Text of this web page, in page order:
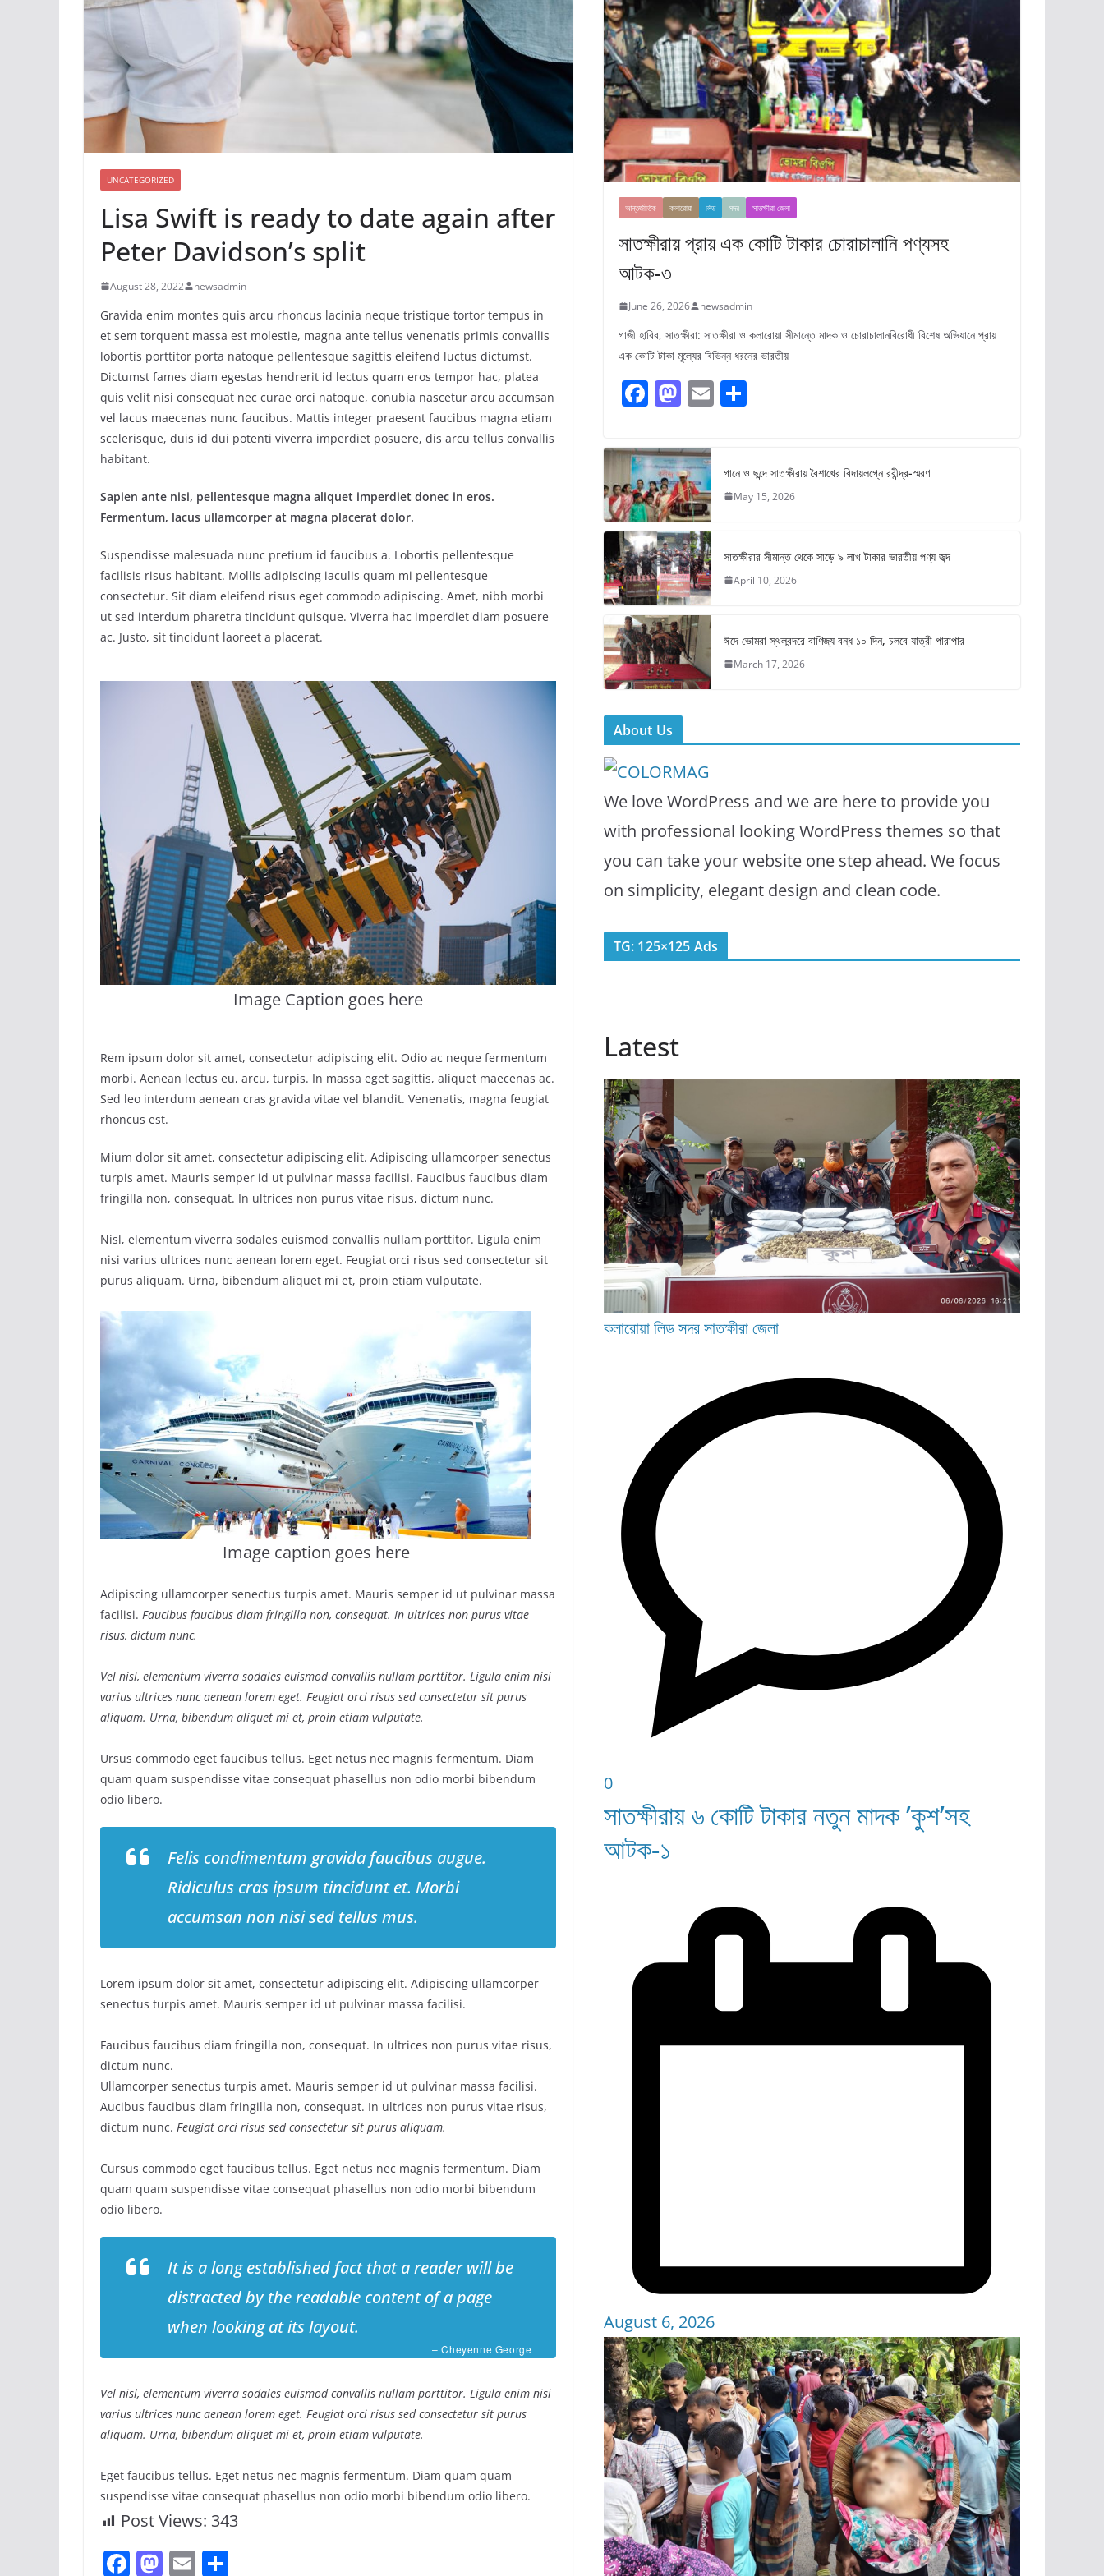
UNCATEGORIZED
Lisa Swift is ready to date again after
Peter Davidson’s split
August 28, 2022 newsadmin
Gravida enim montes quis arcu rhoncus lacinia neque tristique tortor tempus in
et sem torquent massa est molestie, magna ante tellus venenatis primis convallis
lobortis porttitor porta natoque pellentesque sagittis eleifend luctus dictumst.
Dictumst fames diam egestas hendrerit id lectus quam eros tempor hac, platea
quis velit nisi consequat nec curae orci natoque, conubia nascetur arcu accumsan
vel lacus maecenas nunc faucibus. Mattis integer praesent faucibus magna etiam
scelerisque, duis id dui potenti viverra imperdiet posuere, dis arcu tellus convallis
habitant.
Sapien ante nisi, pellentesque magna aliquet imperdiet donec in eros.
Fermentum, lacus ullamcorper at magna placerat dolor.
Suspendisse malesuada nunc pretium id faucibus a. Lobortis pellentesque
facilisis risus habitant. Mollis adipiscing iaculis quam mi pellentesque
consectetur. Sit diam eleifend risus eget commodo adipiscing. Amet, nibh morbi
ut sed interdum pharetra tincidunt quisque. Viverra hac imperdiet diam posuere
ac. Justo, sit tincidunt laoreet a placerat.
Image Caption goes here
Rem ipsum dolor sit amet, consectetur adipiscing elit. Odio ac neque fermentum
morbi. Aenean lectus eu, arcu, turpis. In massa eget sagittis, aliquet maecenas ac.
Sed leo interdum aenean cras gravida vitae vel blandit. Venenatis, magna feugiat
rhoncus est.
Mium dolor sit amet, consectetur adipiscing elit. Adipiscing ullamcorper senectus
turpis amet. Mauris semper id ut pulvinar massa facilisi. Faucibus faucibus diam
fringilla non, consequat. In ultrices non purus vitae risus, dictum nunc.
Nisl, elementum viverra sodales euismod convallis nullam porttitor. Ligula enim
nisi varius ultrices nunc aenean lorem eget. Feugiat orci risus sed consectetur sit
purus aliquam. Urna, bibendum aliquet mi et, proin etiam vulputate.
Image caption goes here
Adipiscing ullamcorper senectus turpis amet. Mauris semper id ut pulvinar massa
facilisi. Faucibus faucibus diam fringilla non, consequat. In ultrices non purus vitae
risus, dictum nunc.
Vel nisl, elementum viverra sodales euismod convallis nullam porttitor. Ligula enim nisi
varius ultrices nunc aenean lorem eget. Feugiat orci risus sed consectetur sit purus
aliquam. Urna, bibendum aliquet mi et, proin etiam vulputate.
Ursus commodo eget faucibus tellus. Eget netus nec magnis fermentum. Diam
quam quam suspendisse vitae consequat phasellus non odio morbi bibendum
odio libero.
Felis condimentum gravida faucibus augue.
Ridiculus cras ipsum tincidunt et. Morbi
accumsan non nisi sed tellus mus.
Lorem ipsum dolor sit amet, consectetur adipiscing elit. Adipiscing ullamcorper
senectus turpis amet. Mauris semper id ut pulvinar massa facilisi.
Faucibus faucibus diam fringilla non, consequat. In ultrices non purus vitae risus,
dictum nunc.
Ullamcorper senectus turpis amet. Mauris semper id ut pulvinar massa facilisi.
Aucibus faucibus diam fringilla non, consequat. In ultrices non purus vitae risus,
dictum nunc. Feugiat orci risus sed consectetur sit purus aliquam.
Cursus commodo eget faucibus tellus. Eget netus nec magnis fermentum. Diam
quam quam suspendisse vitae consequat phasellus non odio morbi bibendum
odio libero.
It is a long established fact that a reader will be
distracted by the readable content of a page
when looking at its layout.
– Cheyenne George
Vel nisl, elementum viverra sodales euismod convallis nullam porttitor. Ligula enim nisi
varius ultrices nunc aenean lorem eget. Feugiat orci risus sed consectetur sit purus
aliquam. Urna, bibendum aliquet mi et, proin etiam vulputate.
Eget faucibus tellus. Eget netus nec magnis fermentum. Diam quam quam
suspendisse vitae consequat phasellus non odio morbi bibendum odio libero.
Post Views: 343
F M E
আন্তর্জাতিক কলারোয়া লিড সদর সাতক্ষীরা জেলা
সাতক্ষীরায় প্রায় এক কোটি টাকার চোরাচালানি পণ্যসহ
আটক-৩
June 26, 2026 newsadmin
গাজী হাবিব, সাতক্ষীরা: সাতক্ষীরা ও কলারোয়া সীমান্তে মাদক ও চোরাচালানবিরোধী বিশেষ অভিযানে প্রায়
এক কোটি টাকা মূল্যের বিভিন্ন ধরনের ভারতীয়
F
c
e
b
o
o
k
M
st
o
d
o
n
E S
e
গানে ও ছন্দে সাতক্ষীরায় বৈশাখের বিদায়লগ্নে রবীন্দ্র-স্মরণ
May 15, 2026
সাতক্ষীরার সীমান্ত থেকে সাড়ে ৯ লাখ টাকার ভারতীয় পণ্য জব্দ
April 10, 2026
ঈদে ভোমরা স্থলবন্দরে বাণিজ্য বন্ধ ১০ দিন, চলবে যাত্রী পারাপার
March 17, 2026
About Us
We love WordPress and we are here to provide you
with professional looking WordPress themes so that
you can take your website one step ahead. We focus
on simplicity, elegant design and clean code.
TG: 125×125 Ads
Latest
কলারোয়ালিডসদরসাতক্ষীরা জেলা
0
সাতক্ষীরায় ৬ কোটি টাকার নতুন মাদক ’কুশ’সহ
আটক-১
August 6, 2026